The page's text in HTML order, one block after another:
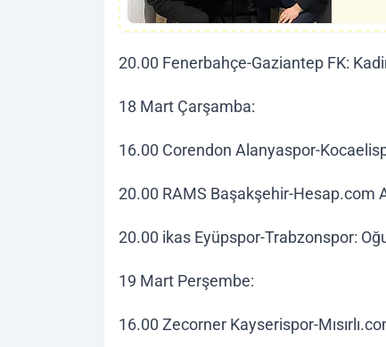
20.00 Fenerbahçe-Gaziantep FK:
18 Mart Çarşamba:
16.00 Corendon Alanyaspor-
20.00 RAMS Başakşehir-Hesap.com
20.00 ikas Eyüpspor-Trabzonspor:
19 Mart Perşembe:
16.00 Zecorner Kayserispor-